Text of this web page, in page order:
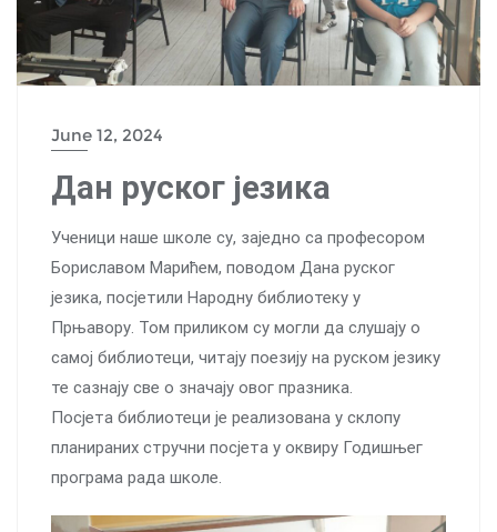
June 12, 2024
Дан руског језика
Ученици наше школе су, заједно са професором
Бориславом Марићем, поводом Дана руског
језика, посјетили Народну библиотеку у
Прњавору. Том приликом су могли да слушају о
самој библиотеци, читају поезију на руском језику
те сазнају све о значају овог празника.
Посјета библиотеци је реализована у склопу
планираних стручни посјета у оквиру Годишњег
програма рада школе.